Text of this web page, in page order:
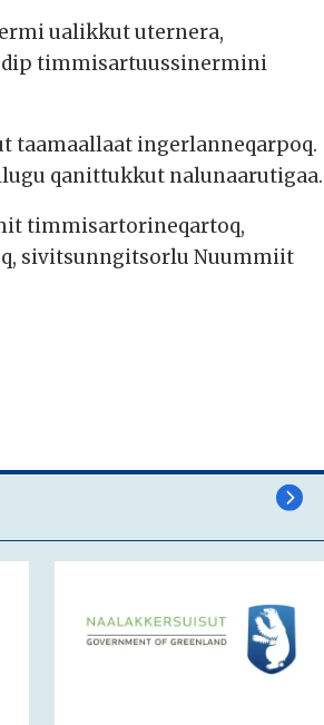
ualikkut uternera,
timmisartuussinermini
taamaallaat ingerlanneqarpoq.
qanittukkut nalunaarutigaa.
timmisartorineqartoq,
sivitsunngitsorlu Nuummiit